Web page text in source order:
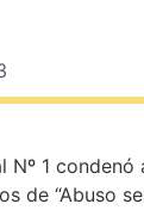
Nº 1
de “Abuso